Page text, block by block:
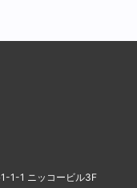
1-1 ニッコービル3F